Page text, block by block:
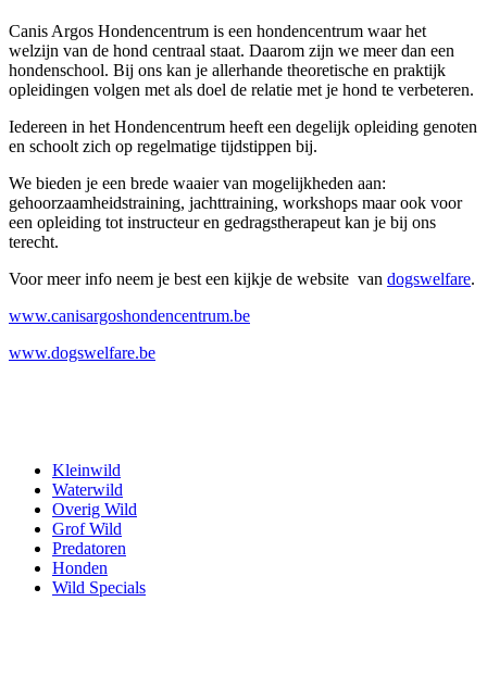
Canis Argos Hondencentrum is een hondencentrum waar het
welzijn van de hond centraal staat. Daarom zijn we meer dan een
hondenschool. Bij ons kan je allerhande theoretische en praktijk
opleidingen volgen met als doel de relatie met je hond te verbeteren.
Iedereen in het Hondencentrum heeft een degelijk opleiding genoten
en schoolt zich op regelmatige tijdstippen bij.
We bieden je een brede waaier van mogelijkheden aan:
gehoorzaamheidstraining, jachttraining, workshops maar ook voor
een opleiding tot instructeur en gedragstherapeut kan je bij ons
terecht.
Voor meer info neem je best een kijkje de website van dogswelfare.
www.canisargoshondencentrum.be
www.dogswelfare.be
Kleinwild
Waterwild
Overig Wild
Grof Wild
Predatoren
Honden
Wild Specials